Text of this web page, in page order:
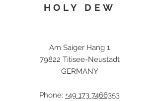
HOLY DEW
Am Saiger Hang 1
79822 Titisee-Neustadt
GERMANY
Phone: +49 173 7466353